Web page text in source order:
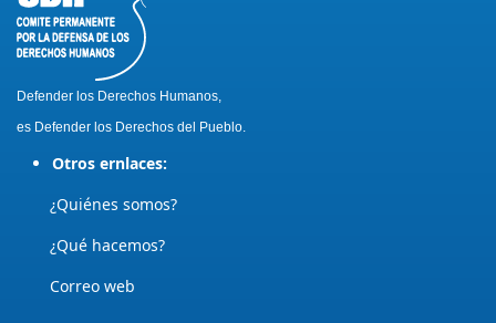
Defender los Derechos Humanos,
es Defender los Derechos del Pueblo.
Otros ernlaces:
¿Quiénes somos?
¿Qué hacemos?
Correo web